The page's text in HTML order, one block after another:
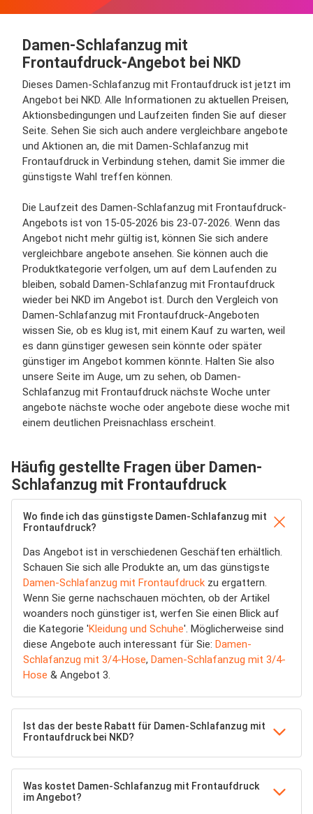
Damen-Schlafanzug mit
Frontaufdruck-Angebot bei NKD
Dieses Damen-Schlafanzug mit Frontaufdruck ist jetzt im
Angebot bei NKD. Alle Informationen zu aktuellen Preisen,
Aktionsbedingungen und Laufzeiten finden Sie auf dieser
Seite. Sehen Sie sich auch andere vergleichbare angebote
und Aktionen an, die mit Damen-Schlafanzug mit
Frontaufdruck in Verbindung stehen, damit Sie immer die
günstigste Wahl treffen können.
Die Laufzeit des Damen-Schlafanzug mit Frontaufdruck-
Angebots ist von 15-05-2026 bis 23-07-2026. Wenn das
Angebot nicht mehr gültig ist, können Sie sich andere
vergleichbare angebote ansehen. Sie können auch die
Produktkategorie verfolgen, um auf dem Laufenden zu
bleiben, sobald Damen-Schlafanzug mit Frontaufdruck
wieder bei NKD im Angebot ist. Durch den Vergleich von
Damen-Schlafanzug mit Frontaufdruck-Angeboten
wissen Sie, ob es klug ist, mit einem Kauf zu warten, weil
es dann günstiger gewesen sein könnte oder später
günstiger im Angebot kommen könnte. Halten Sie also
unsere Seite im Auge, um zu sehen, ob Damen-
Schlafanzug mit Frontaufdruck nächste Woche unter
angebote nächste woche oder angebote diese woche mit
einem deutlichen Preisnachlass erscheint.
Häufig gestellte Fragen über Damen-
Schlafanzug mit Frontaufdruck
Wo finde ich das günstigste Damen-Schlafanzug mit
Frontaufdruck?
Das Angebot ist in verschiedenen Geschäften erhältlich.
Schauen Sie sich alle Produkte an, um das günstigste
Damen-Schlafanzug mit Frontaufdruck zu ergattern.
Wenn Sie gerne nachschauen möchten, ob der Artikel
woanders noch günstiger ist, werfen Sie einen Blick auf
die Kategorie 'Kleidung und Schuhe'. Möglicherweise sind
diese Angebote auch interessant für Sie: Damen-
Schlafanzug mit 3/4-Hose, Damen-Schlafanzug mit 3/4-
Hose & Angebot 3.
Ist das der beste Rabatt für Damen-Schlafanzug mit
Frontaufdruck bei NKD?
Was kostet Damen-Schlafanzug mit Frontaufdruck
im Angebot?